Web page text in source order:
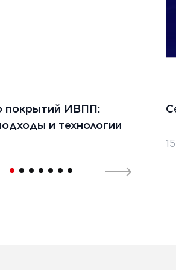
покрытий ИВПП:
и технологии